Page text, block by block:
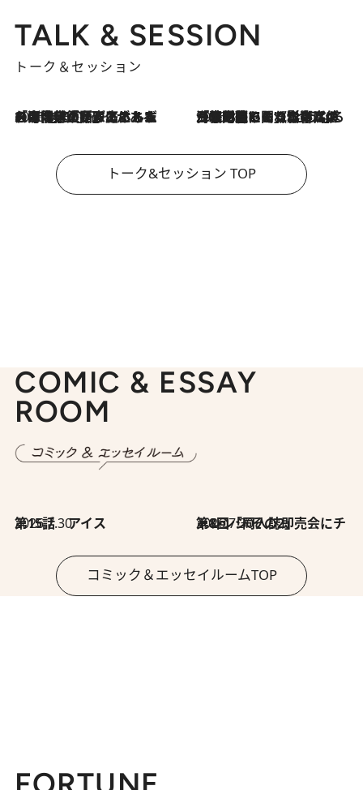
TALK & SESSION
トーク＆セッション
2026.8.3
「今後値上げがあるとすれば…」「リスクがあるのは今年の冬」エネルギー専門家が語る、ホルムズ海峡封鎖が家庭にもたらす“ある心配” 2026.8.3
「住宅建てられない…」「サーチャージ料の高値が続いている」ホルムズ海峡封鎖による影響はいつまで続く？《エネルギー専門家に聞く“どうなる日本の暮らし”》
トーク&セッション TOP
COMIC & ESSAY
ROOM
2026.7.30
第15話 アイス 2026.7.30
第8回「同人誌即売会にチャレンジ その2」
コミック＆エッセイルームTOP